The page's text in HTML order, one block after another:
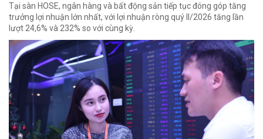
Tại sàn HOSE, ngân hàng và bất động sản tiếp tục đóng góp tăng
trưởng lợi nhuận lớn nhất, với lợi nhuận ròng quý II/2026 tăng lần
lượt 24,6% và 232% so với cùng kỳ.